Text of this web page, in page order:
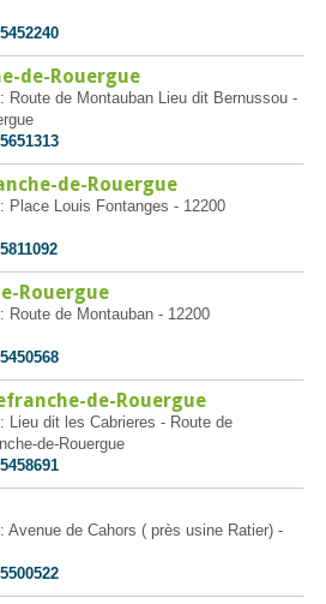
de-Rouergue
Route de Montauban Lieu dit Bernussou -
de-Rouergue
Place Louis Fontanges - 12200
Rouergue
de Montauban - 12200
de-Rouergue
Lieu dit les Cabrieres - Route de
de-Rouergue
de Cahors ( près usine Ratier) -